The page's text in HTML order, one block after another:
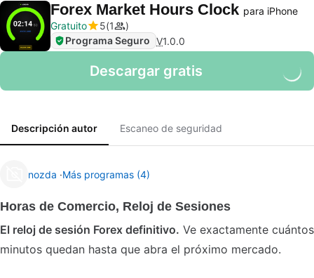
Forex Market Hours Clock para iPhone
Gratuito
5 1
Programa Seguro V1.0.0
Descargar gratis
Descripción autor Escaneo de seguridad
nozda Más programas (4)
Horas de Comercio, Reloj de Sesiones
El reloj de sesión Forex definitivo. Ve exactamente cuántos
minutos quedan hasta que abra el próximo mercado.